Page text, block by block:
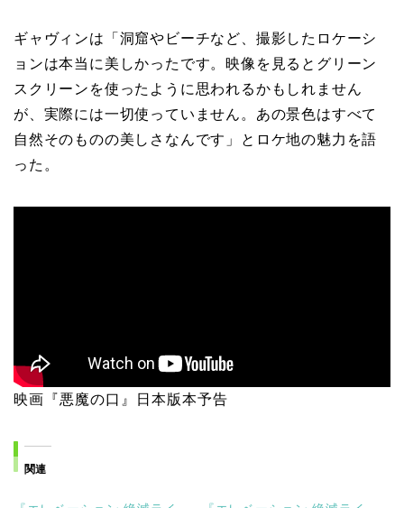
ギャヴィンは「洞窟やビーチなど、撮影したロケーシ
ョンは本当に美しかったです。映像を見るとグリーン
スクリーンを使ったように思われるかもしれません
が、実際には一切使っていません。あの景色はすべて
自然そのものの美しさなんです」とロケ地の魅力を語
った。
映画『悪魔の口』日本版本予告
関連